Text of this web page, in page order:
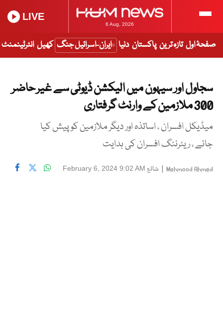
6 Aug, 2026
LIVE
صفحۂ اول تازہ ترین پاکستان دنیا ایران-اسرائیل جنگ کھیل انٹرٹینمنٹ
سجاول اور سیہون میں الیکشن ڈیوٹی سے غیر حاضر
300 ملازمین کے وارنٹ گرفتاری
میڈیکل افسران ، اساتذہ اور دیگر ملازمین کو پیش کیا
جائے ، ریٹرننگ افسران کی ہدایت
Mehmood Ahmed
| شائع February 6, 2024 9:02 AM